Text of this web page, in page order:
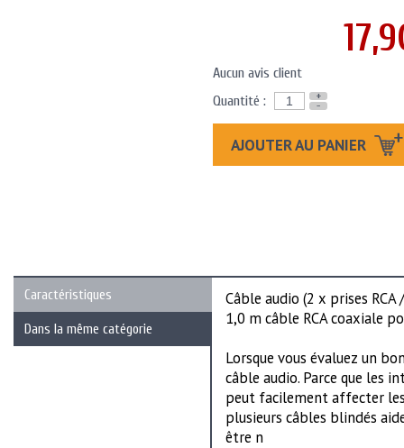
Aucun avis client
Quantité :
+
-
AJOUTER AU PANIER
Caractéristiques
Dans la même catégorie
Câble audio (2 x prises RCA
1,0 m câble RCA coaxiale
Lorsque vous évaluez un
câble audio. Parce que les
peut facilement affecter
plusieurs câbles blindés
être n